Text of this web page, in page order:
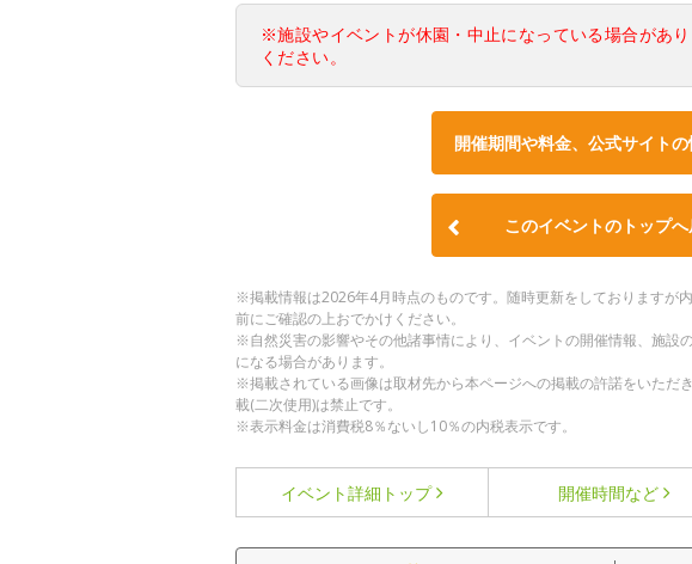
※施設やイベントが休園・中止になっている場合があ
ください。
開催期間や料金、公式サイト
このイベントのトップへ
※掲載情報は2026年4月時点のものです。随時更新をしておりますが
前にご確認の上おでかけください。
※自然災害の影響やその他諸事情により、イベントの開催情報、施設
になる場合があります。
※掲載されている画像は取材先から本ページへの掲載の許諾をいただ
載(二次使用)は禁止です。
※表示料金は消費税8％ないし10％の内税表示です。
イベント詳細 トップ 開催時間など